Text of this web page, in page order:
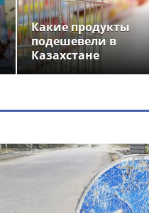
Какие продукты
подешевели в
Казахстане